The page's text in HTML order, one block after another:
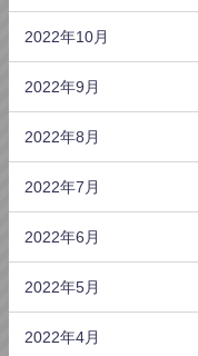
2022年10月
2022年9月
2022年8月
2022年7月
2022年6月
2022年5月
2022年4月